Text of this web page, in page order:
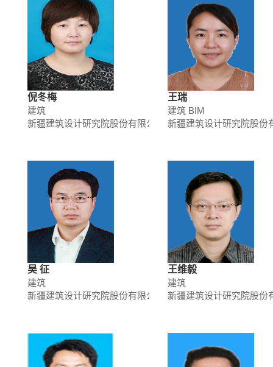
倪冬梅
建筑
新疆建筑设计研究院股份有限公司
王瑞
建筑 BIM
新疆建筑设计研究院股份
吴 征
建筑
新疆建筑设计研究院股份有限公司
王维毅
建筑
新疆建筑设计研究院股份